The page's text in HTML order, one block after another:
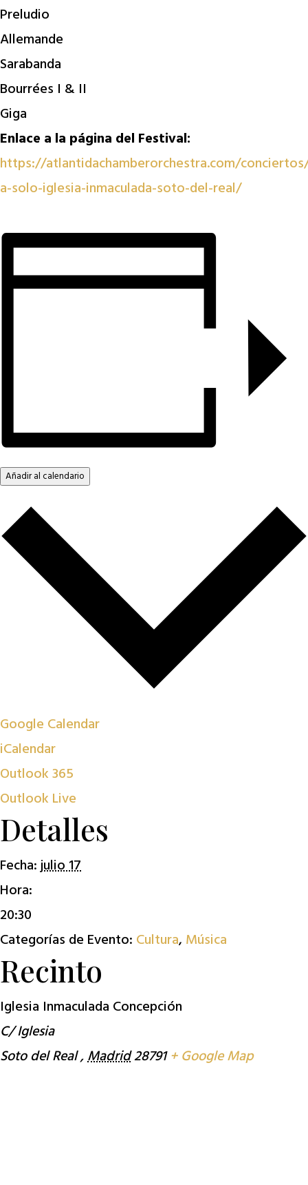
Preludio
Allemande
Sarabanda
Bourrées I & II
Giga
Enlace a la página del Festival:
https://atlantidachamberorchestra.com/
a-solo-iglesia-inmaculada-soto-del-real/
Añadir al calendario
Google Calendar
iCalendar
Outlook 365
Outlook Live
Detalles
Fecha:julio 17
Hora:
20:30
Categorías de Evento: Cultura, Música
Recinto
Iglesia Inmaculada Concepción
C/ Iglesia
Soto del Real,Madrid28791 + Google Map